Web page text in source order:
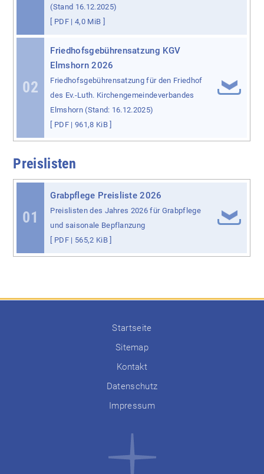
(Stand 16.12.2025)
PDF | 4,0 MiB ]
02
Friedhofsgebührensatzung KGV
Elmshorn 2026
Friedhofsgebührensatzung für den Friedhof
des Ev.-Luth. Kirchengemeindeverbandes
Elmshorn (Stand: 16.12.2025)
PDF | 961,8 KiB ]
Preislisten
01
Grabpflege Preisliste 2026
Preislisten des Jahres 2026 für Grabpflege
und saisonale Bepflanzung
PDF | 565,2 KiB ]
Startseite
Sitemap
Kontakt
Datenschutz
Impressum